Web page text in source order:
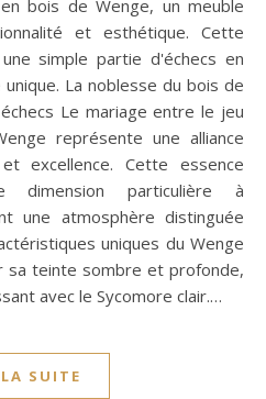
bois de Wenge, un meuble
et esthétique. Cette
simple partie d'échecs en
La noblesse du bois de
Le mariage entre le jeu
représente une alliance
excellence. Cette essence
dimension particulière à
une atmosphère distinguée
uniques du Wenge
sa teinte sombre et profonde,
avec le Sycomore clair.…
SUITE